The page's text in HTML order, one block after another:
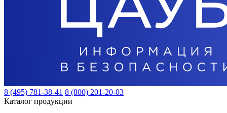
8 (495) 781-38-41 8 (800) 201-20-03
Каталог продукции